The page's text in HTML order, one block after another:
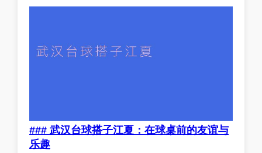
### 武汉台球搭子江夏：在球桌前的友谊与
乐趣